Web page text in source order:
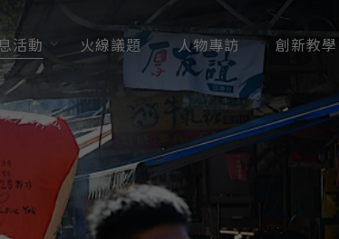
活動 火線議題 人物專訪 創新教學